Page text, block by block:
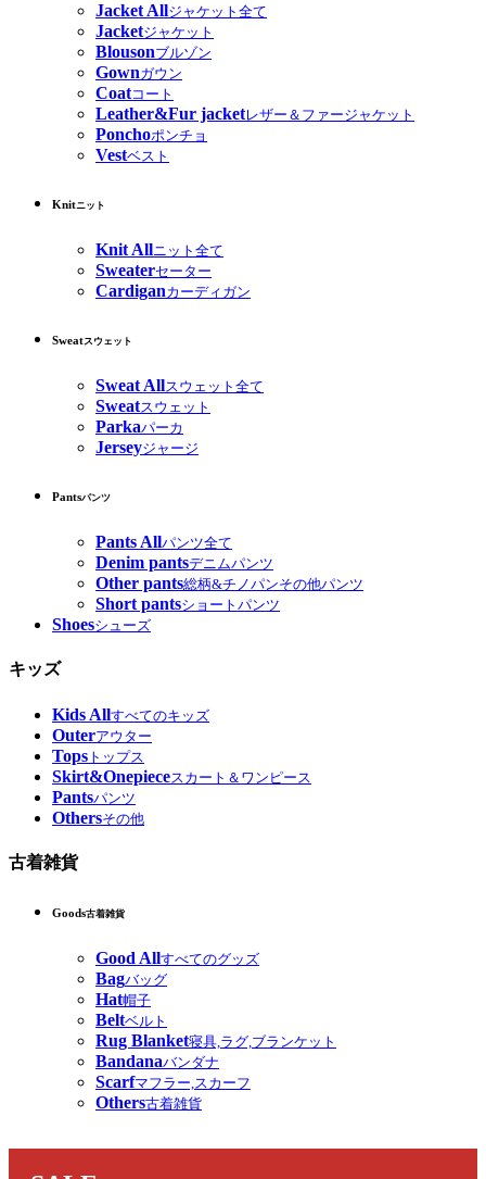
Jacket Allジャケット全て
Jacketジャケット
Blousonブルゾン
Gownガウン
Coatコート
Leather&Fur jacketレザー＆ファージャケット
Ponchoポンチョ
Vestベスト
Knitニット
Knit Allニット全て
Sweaterセーター
Cardiganカーディガン
Sweatスウェット
Sweat Allスウェット全て
Sweatスウェット
Parkaパーカ
Jerseyジャージ
Pantsパンツ
Pants Allパンツ全て
Denim pantsデニムパンツ
Other pants総柄&チノパンその他パンツ
Short pantsショートパンツ
Shoesシューズ
キッズ
Kids Allすべてのキッズ
Outerアウター
Tops トップス
Skirt&Onepieceスカート＆ワンピース
Pantsパンツ
Othersその他
古着雑貨
Goods古着雑貨
Good Allすべてのグッズ
Bagバッグ
Hat帽子
Beltベルト
Rug Blanket寝具,ラグ,ブランケット
Bandanaバンダナ
Scarfマフラー,スカーフ
Others古着雑貨